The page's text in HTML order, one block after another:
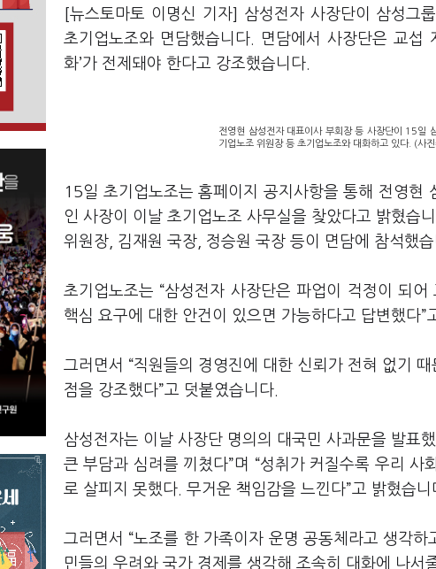
[뉴스토마토 이명신 기자] 삼성전자 사장단이 삼성그
초기업노조와 면담했습니다. 면담에서 사장단은 교섭
화’가 전제돼야 한다고 강조했습니다.
전영현 삼성전자 대표이사 부회장 등 사장단이 15일
기업노조 위원장 등 초기업노조와 대화하고 있다. (사
15일 초기업노조는 홈페이지 공지사항을 통해 전영현
인 사장이 이날 초기업노조 사무실을 찾았다고 밝혔습
위원장, 김재원 국장, 정승원 국장 등이 면담에 참석했습
초기업노조는 “삼성전자 사장단은 파업이 걱정이 되
핵심 요구에 대한 안건이 있으면 가능하다고 답변했다”
그러면서 “직원들의 경영진에 대한 신뢰가 전혀 없기
점을 강조했다”고 덧붙였습니다.
삼성전자는 이날 사장단 명의의 대국민 사과문을 발표
큰 부담과 심려를 끼쳤다”며 “성취가 커질수록 우리
로 살피지 못했다. 무거운 책임감을 느낀다”고 밝혔습니
그러면서 “노조를 한 가족이자 운명 공동체라고 생각
민들의 우려와 국가 경제를 생각해 조속히 대화에 나서